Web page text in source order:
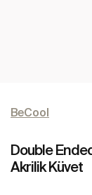
BeCool
Double
Akrilik Küvet